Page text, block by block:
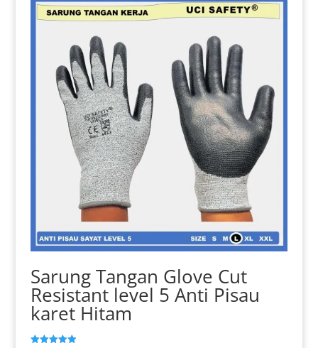
Sarung Tangan Glove Cut
Resistant level 5 Anti Pisau
karet Hitam